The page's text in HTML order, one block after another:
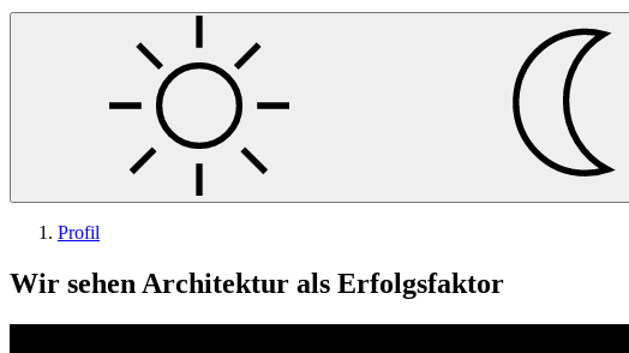
Profil
Wir sehen Architektur als Erfolgsfaktor